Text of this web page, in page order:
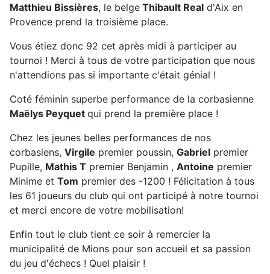
Matthieu Bissières, le belge Thibault Real d'Aix en
Provence prend la troisième place.
Vous étiez donc 92 cet après midi à participer au
tournoi ! Merci à tous de votre participation que nous
n'attendions pas si importante c'était génial !
Coté féminin superbe performance de la corbasienne
Maëlys Peyquet qui prend la première place !
Chez les jeunes belles performances de nos
corbasiens, Virgile premier poussin, Gabriel premier
Pupille, Mathis T premier Benjamin , Antoine premier
Minime et Tom premier des -1200 ! Félicitation à tous
les 61 joueurs du club qui ont participé à notre tournoi
et merci encore de votre mobilisation!
Enfin tout le club tient ce soir à remercier la
municipalité de Mions pour son accueil et sa passion
du jeu d'échecs ! Quel plaisir !